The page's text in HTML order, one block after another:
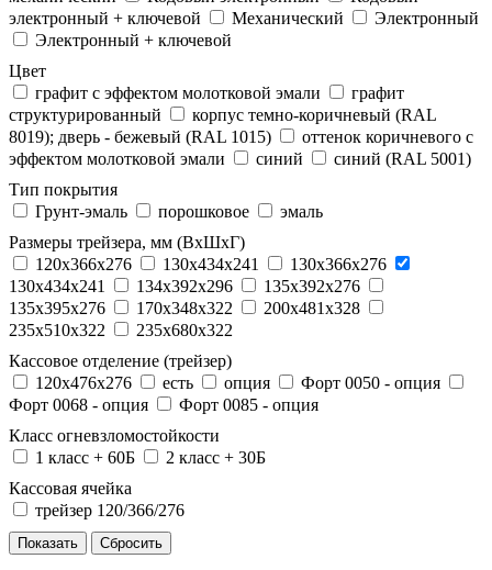
электронный + ключевой
Механический
Электронный
Электронный + ключевой
Цвет
графит с эффектом молотковой эмали
графит
структурированный
корпус темно-коричневый (RAL
8019); дверь - бежевый (RAL 1015)
оттенок коричневого с
эффектом молотковой эмали
синий
синий (RAL 5001)
Тип покрытия
Грунт-эмаль
порошковое
эмаль
Размеры трейзера, мм (ВхШхГ)
120x366x276
130x434x241
130х366х276
130х434х241
134x392x296
135x392x276
135x395x276
170x348x322
200x481x328
235x510x322
235x680x322
Кассовое отделение (трейзер)
120х476х276
есть опция
Форт 0050 - опция
Форт 0068 - опция
Форт 0085 - опция
Класс огневзломостойкости
1 класс + 60Б
2 класс + 30Б
Кассовая ячейка
трейзер 120/366/276